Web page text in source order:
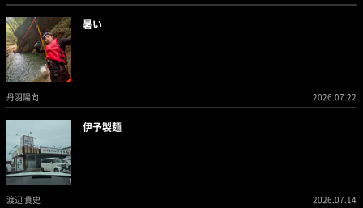
暑い
丹羽陽向 2026.07.22
伊予製麺
渡辺 貴史 2026.07.14